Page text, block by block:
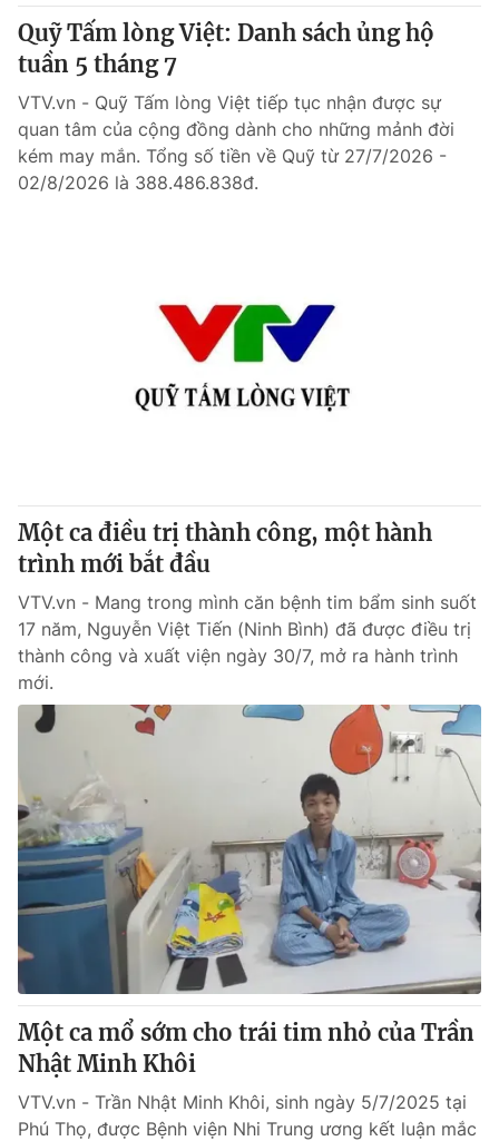
Quỹ Tấm lòng Việt: Danh sách ủng hộ
tuần 5 tháng 7
VTV.vn - Quỹ Tấm lòng Việt tiếp tục nhận được sự
quan tâm của cộng đồng dành cho những mảnh đời
kém may mắn. Tổng số tiền về Quỹ từ 27/7/2026 -
02/8/2026 là 388.486.838đ.
Một ca điều trị thành công, một hành
trình mới bắt đầu
VTV.vn - Mang trong mình căn bệnh tim bẩm sinh suốt
17 năm, Nguyễn Việt Tiến (Ninh Bình) đã được điều trị
thành công và xuất viện ngày 30/7, mở ra hành trình
mới.
Một ca mổ sớm cho trái tim nhỏ của Trần
Nhật Minh Khôi
VTV.vn - Trần Nhật Minh Khôi, sinh ngày 5/7/2025 tại
Phú Thọ, được Bệnh viện Nhi Trung ương kết luận mắc